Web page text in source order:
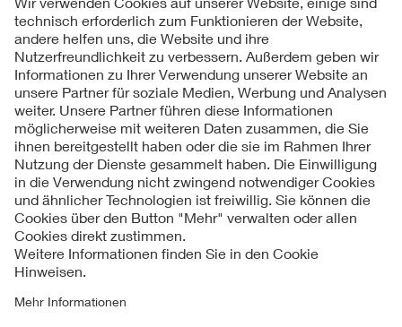
Folgen Sie uns
Kontakt
Impressum
Datenschutzinformationen
Cookie Hinweise
Compliance